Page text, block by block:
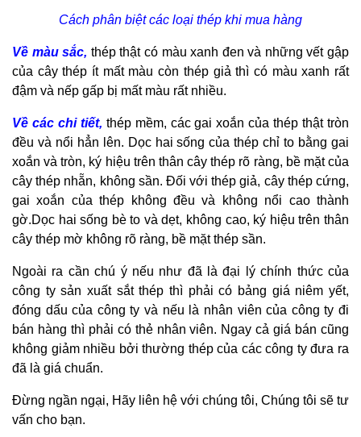
Cách phân biệt các loại thép khi mua hàng
Về màu sắc, thép thật có màu xanh đen và những vết gập
của cây thép ít mất màu còn thép giả thì có màu xanh rất
đậm và nếp gấp bị mất màu rất nhiều.
Về các chi tiết, thép mềm, các gai xoắn của thép thật tròn
đều và nổi hẳn lên. Dọc hai sống của thép chỉ to bằng gai
xoắn và tròn, ký hiệu trên thân cây thép rõ ràng, bề mặt của
cây thép nhẵn, không sần. Đối với thép giả, cây thép cứng,
gai xoắn của thép không đều và không nổi cao thành
gờ.Dọc hai sống bè to và dẹt, không cao, ký hiệu trên thân
cây thép mờ không rõ ràng, bề mặt thép sần.
Ngoài ra cần chú ý nếu như đã là đại lý chính thức của
công ty sản xuất sắt thép thì phải có bảng giá niêm yết,
đóng dấu của công ty và nếu là nhân viên của công ty đi
bán hàng thì phải có thẻ nhân viên. Ngay cả giá bán cũng
không giảm nhiều bởi thường thép của các công ty đưa ra
đã là giá chuẩn.
Đừng ngần ngại, Hãy liên hệ với chúng tôi, Chúng tôi sẽ tư
vấn cho bạn.